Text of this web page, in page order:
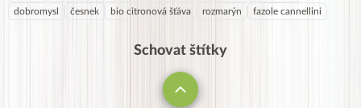
dobromysl
česnek bio citronová šťáva rozmarýn fazole cannellini
Schovat štítky